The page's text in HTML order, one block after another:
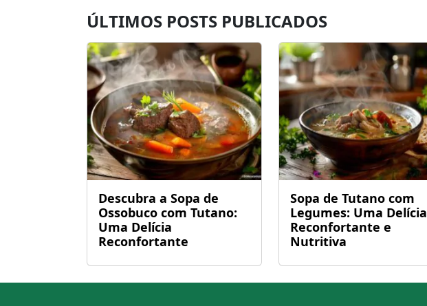
ÚLTIMOS POSTS PUBLICADOS
Descubra a Sopa de
Ossobuco com Tutano:
Uma Delícia
Reconfortante
Sopa de Tutano com
Legumes: Uma Delícia
Reconfortante e
Nutritiva